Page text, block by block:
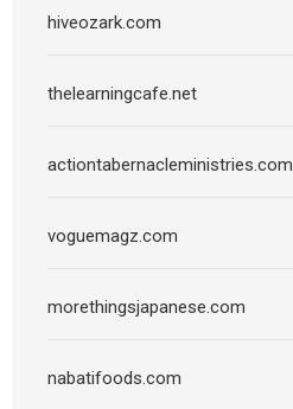
hiveozark.com
thelearningcafe.net
actiontabernacleministries.com
voguemagz.com
morethingsjapanese.com
nabatifoods.com